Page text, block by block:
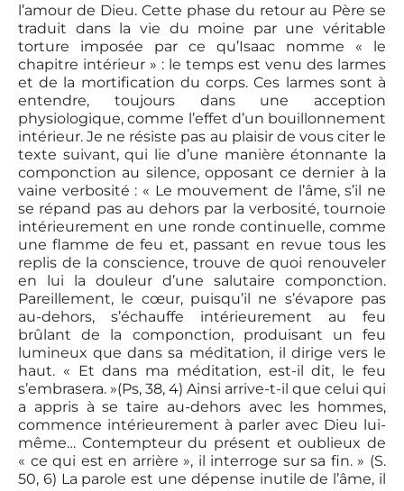
l’amour de Dieu. Cette phase du retour au Père se
traduit dans la vie du moine par une véritable
torture imposée par ce qu’Isaac nomme « le
chapitre intérieur » : le temps est venu des larmes
et de la mortification du corps. Ces larmes sont à
entendre, toujours dans une acception
physiologique, comme l’effet d’un bouillonnement
intérieur. Je ne résiste pas au plaisir de vous citer le
texte suivant, qui lie d’une manière étonnante la
componction au silence, opposant ce dernier à la
vaine verbosité : « Le mouvement de l’âme, s’il ne
se répand pas au dehors par la verbosité, tournoie
intérieurement en une ronde continuelle, comme
une flamme de feu et, passant en revue tous les
replis de la conscience, trouve de quoi renouveler
en lui la douleur d’une salutaire componction.
Pareillement, le cœur, puisqu’il ne s’évapore pas
au-dehors, s’échauffe intérieurement au feu
brûlant de la componction, produisant un feu
lumineux que dans sa méditation, il dirige vers le
haut. « Et dans ma méditation, est-il dit, le feu
s’embrasera. »(Ps, 38, 4) Ainsi arrive-t-il que celui qui
a appris à se taire au-dehors avec les hommes,
commence intérieurement à parler avec Dieu lui-
même… Contempteur du présent et oublieux de
« ce qui est en arrière », il interroge sur sa fin. » (S.
50, 6) La parole est une dépense inutile de l’âme, il